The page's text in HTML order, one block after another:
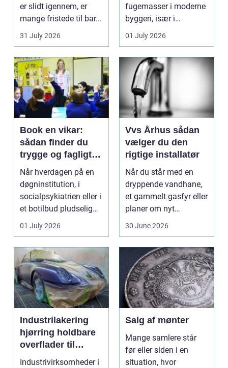
er slidt igennem, er
mange fristede til bar...
31 July 2026
fugemasser i moderne
byggeri, især i
badeværelser,
køkkener og andr...
01 July 2026
Book en vikar:
sådan finder du
trygge og fagligt
stærke løsninger
Når hverdagen på en
døgninstitution, i
socialpsykiatrien eller i
et botilbud pludselig
ændrer sig, k...
01 July 2026
Vvs Århus sådan
vælger du den
rigtige installatør
Når du står med en
dryppende vandhane,
et gammelt gasfyr eller
planer om nyt
badeværelse, bliver
30 June 2026
Industrilakering
hjørring holdbare
overflader til
industri og erhverv
Industrivirksomheder i
Salg af mønter
Mange samlere står
før eller siden i en
situation, hvor